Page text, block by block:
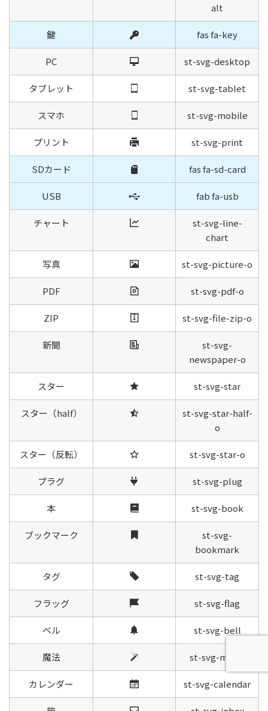
alt
鍵 fas fa-key
PC st-svg-desktop
タブレット st-svg-tablet
スマホ st-svg-mobile
プリント st-svg-print
SDカード fas fa-sd-card
USB fab fa-usb
チャート
st-svg-line-
chart
写真 st-svg-picture-o
PDF st-svg-pdf-o
ZIP st-svg-file-zip-o
新聞
st-svg-
newspaper-o
スター st-svg-star
スター（half）
st-svg-star-half-
o
スター（反転） st-svg-star-o
プラグ st-svg-plug
本 st-svg-book
ブックマーク
st-svg-
bookmark
タグ st-svg-tag
フラッグ st-svg-flag
ベル st-svg-bell
魔法 st-svg-magic
カレンダー st-svg-calendar